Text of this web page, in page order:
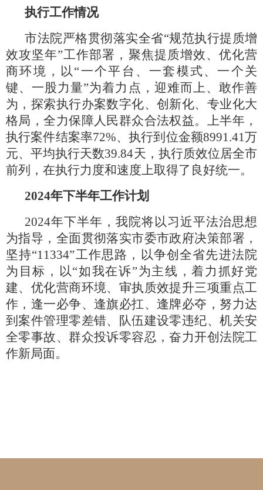
执行工作情况
市法院严格贯彻落实全省“规范执行提质增
效攻坚年”工作部署，聚焦提质增效、优化营
商环境，以“一个平台、一套模式、一个关
键、一股力量”为着力点，迎难而上、敢作善
为，探索执行办案数字化、创新化、专业化大
格局，全力保障人民群众合法权益。上半年，
执行案件结案率72%、执行到位金额8991.41万
元、平均执行天数39.84天，执行质效位居全市
前列，在执行力度和速度上取得了良好统一。
2024年下半年工作计划
2024年下半年，我院将以习近平法治思想
为指导，全面贯彻落实市委市政府决策部署，
坚持“11334”工作思路，以争创全省先进法院
为目标，以“如我在诉”为主线，着力抓好党
建、优化营商环境、审执质效提升三项重点工
作，逢一必争、逢旗必扛、逢牌必夺，努力达
到案件管理零差错、队伍建设零违纪、机关安
全零事故、群众投诉零容忍，奋力开创法院工
作新局面。